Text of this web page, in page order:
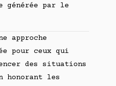
par le
approche
pour ceux qui
des situations
honorant les